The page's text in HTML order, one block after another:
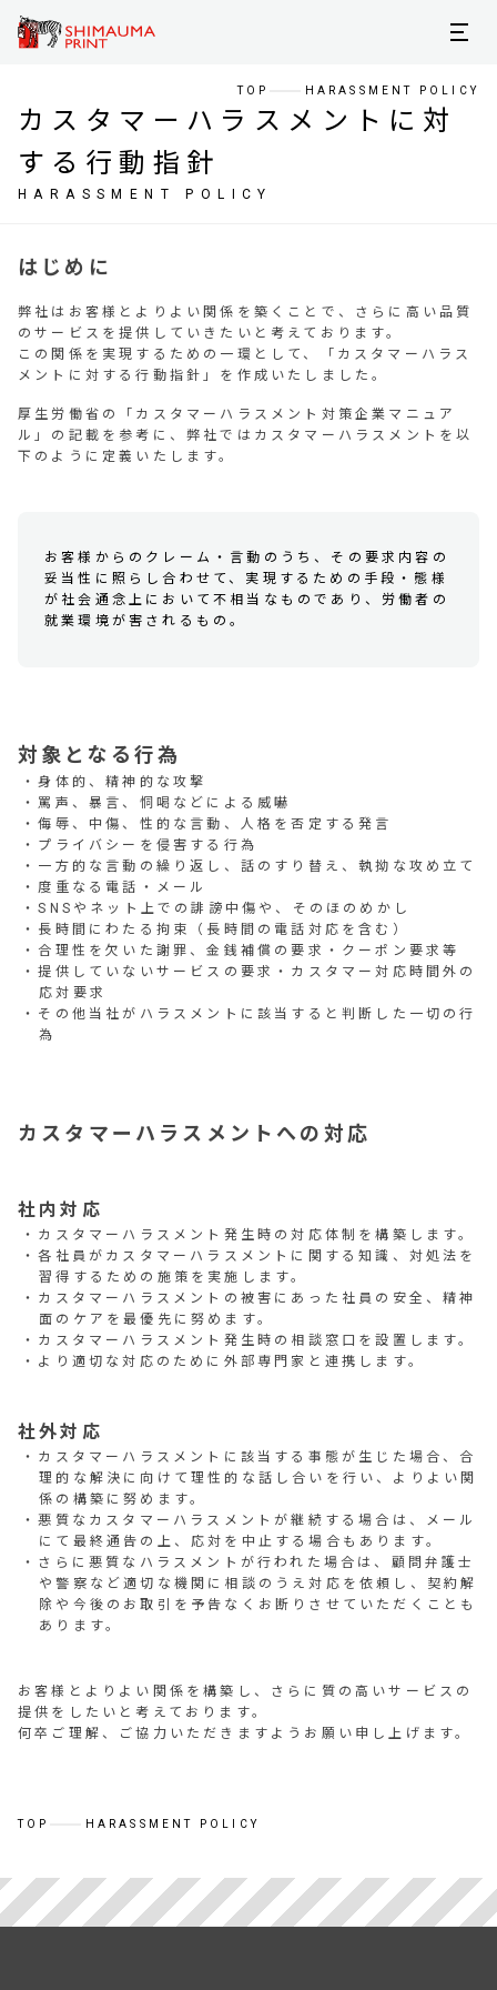
カスタマーハラスメントに対
する行動指針
HARASSMENT POLICY
TOP HARASSMENT POLICY
はじめに
弊社はお客様とよりよい関係を築くことで、さらに高い品質
のサービスを提供していきたいと考えております。
この関係を実現するための一環として、「カスタマーハラス
メントに対する行動指針」を作成いたしました。
厚生労働省の「カスタマーハラスメント対策企業マニュア
ル」の記載を参考に、弊社ではカスタマーハラスメントを以
下のように定義いたします。
お客様からのクレーム・言動のうち、その要求内容の
妥当性に照らし合わせて、実現するための手段・態様
が社会通念上において不相当なものであり、労働者の
就業環境が害されるもの。
対象となる行為
身体的、精神的な攻撃
罵声、暴言、恫喝などによる威嚇
侮辱、中傷、性的な言動、人格を否定する発言
プライバシーを侵害する行為
一方的な言動の繰り返し、話のすり替え、執拗な攻め立て
度重なる電話・メール
SNSやネット上での誹謗中傷や、そのほのめかし
長時間にわたる拘束（長時間の電話対応を含む）
合理性を欠いた謝罪、金銭補償の要求・クーポン要求等
提供していないサービスの要求・カスタマー対応時間外の
応対要求
その他当社がハラスメントに該当すると判断した一切の行
為
カスタマーハラスメントへの対応
社内対応
カスタマーハラスメント発生時の対応体制を構築します。
各社員がカスタマーハラスメントに関する知識、対処法を
習得するための施策を実施します。
カスタマーハラスメントの被害にあった社員の安全、精神
面のケアを最優先に努めます。
カスタマーハラスメント発生時の相談窓口を設置します。
より適切な対応のために外部専門家と連携します。
社外対応
カスタマーハラスメントに該当する事態が生じた場合、合
理的な解決に向けて理性的な話し合いを行い、よりよい関
係の構築に努めます。
悪質なカスタマーハラスメントが継続する場合は、メール
にて最終通告の上、応対を中止する場合もあります。
さらに悪質なハラスメントが行われた場合は、顧問弁護士
や警察など適切な機関に相談のうえ対応を依頼し、契約解
除や今後のお取引を予告なくお断りさせていただくことも
あります。
お客様とよりよい関係を構築し、さらに質の高いサービスの
提供をしたいと考えております。
何卒ご理解、ご協力いただきますようお願い申し上げます。
TOP HARASSMENT POLICY